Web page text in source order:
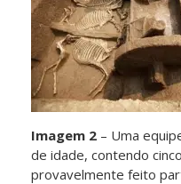
Imagem 2 – Uma
de idade, contendo
provavelmente feito